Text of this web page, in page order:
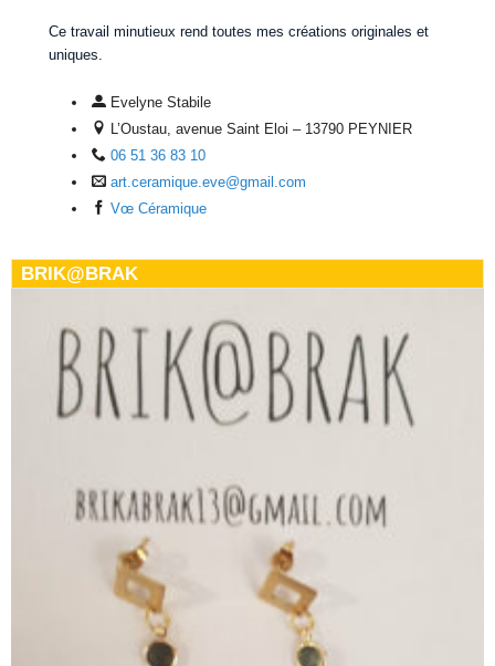
Ce travail minutieux rend toutes mes créations originales et
uniques.
Evelyne Stabile
L’Oustau, avenue Saint Eloi – 13790 PEYNIER
06 51 36 83 10
art.ceramique.eve@gmail.com
Vœ Céramique
BRIK@BRAK